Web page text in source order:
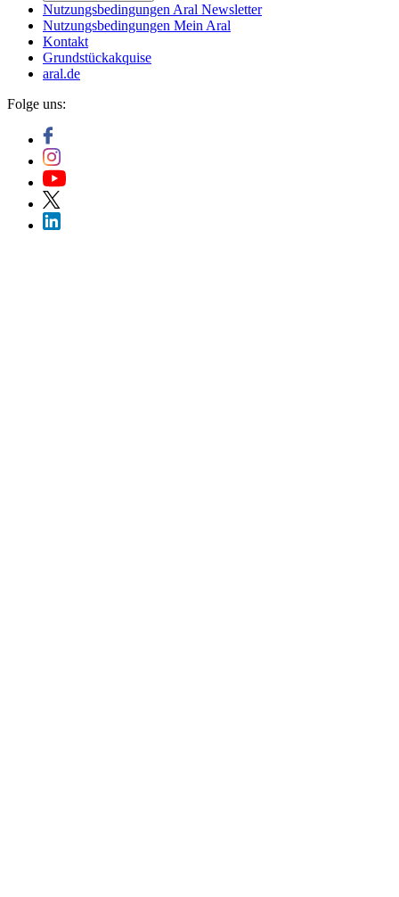
Nutzungsbedingungen Aral Newsletter
Nutzungsbedingungen Mein Aral
Kontakt
Grundstückakquise
aral.de
Folge uns: